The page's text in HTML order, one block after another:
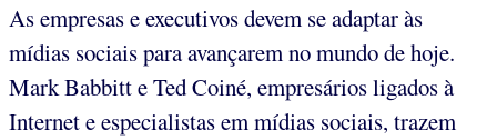
As empresas e executivos devem se adaptar às
mídias sociais para avançarem no mundo de hoje.
Mark Babbitt e Ted Coiné, empresários ligados à
Internet e especialistas em mídias sociais, trazem